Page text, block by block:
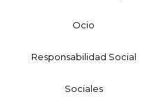
Ocio
Responsabilidad Social
Sociales